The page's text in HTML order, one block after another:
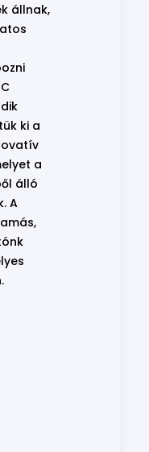
állnak,
ki a
a
álló
A